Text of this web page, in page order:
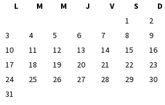
L
M M J V S
D
1
2
3
4 5 6 7 8
9
10
11 12 13 14 15
16
17
18 19 20 21 22
23
24
25 26 27 28 29
30
31